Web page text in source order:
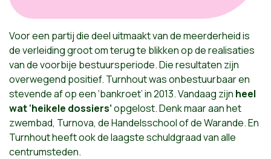
Voor een partij die deel uitmaakt van de meerderheid is
de verleiding groot om terug te blikken op de realisaties
van de voorbije bestuursperiode. Die resultaten zijn
overwegend positief. Turnhout was onbestuurbaar en
stevende af op een ‘bankroet’ in 2013. Vandaag zijn heel
wat ‘heikele dossiers’opgelost. Denk maar aan het
zwembad, Turnova, de Handelsschool of de Warande. En
Turnhout heeft ook de laagste schuldgraad van alle
centrumsteden.